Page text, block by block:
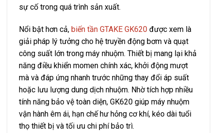
sự cố trong quá trình sản xuất.
Nổi bật hơn cả, biến tần GTAKE GK620 được xem là
giải pháp lý tưởng cho hệ truyền động bơm và quạt
công suất lớn trong máy nhuộm. Thiết bị mang lại khả
năng điều khiển momen chính xác, khởi động mượt
mà và đáp ứng nhanh trước những thay đổi áp suất
hoặc lưu lượng dung dịch nhuộm. Nhờ tích hợp nhiều
tính năng bảo vệ toàn diện, GK620 giúp máy nhuộm
vận hành êm ái, hạn chế hư hỏng cơ khí, kéo dài tuổi
thọ thiết bị và tối ưu chi phí bảo trì.